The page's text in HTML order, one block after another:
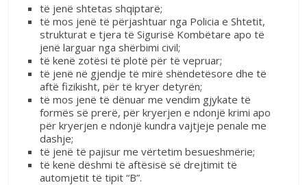
të jenë shtetas shqiptarë;
të mos jenë të përjashtuar nga Policia e Shtetit,
strukturat e tjera të Sigurisë Kombëtare apo të
jenë larguar nga shërbimi civil;
të kenë zotësi të plotë për të vepruar;
të jenë në gjendje të mirë shëndetësore dhe të
aftë fizikisht, për të kryer detyrën;
të mos jenë të dënuar me vendim gjykate të
formës së prerë, për kryerjen e ndonjë krimi apo
për kryerjen e ndonjë kundra vajtjeje penale me
dashje;
të jenë të pajisur me vërtetim besueshmërie;
të kenë dëshmi të aftësisë së drejtimit të
automjetit të tipit “B”.